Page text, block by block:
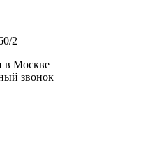
2
в Москве
звонок